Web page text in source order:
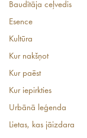
Baudītāja ceļvedis
Esence
Kultūra
Kur nakšņot
Kur paēst
Kur iepirkties
Urbānā leģenda
Lietas, kas jāizdara